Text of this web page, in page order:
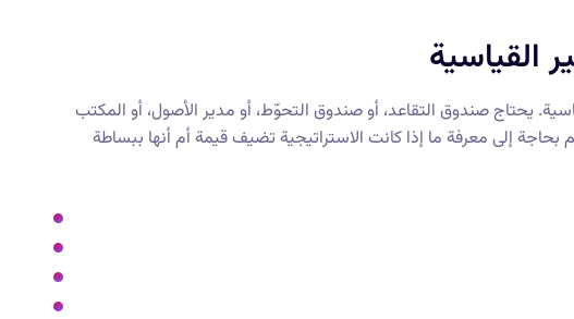
القياسية
يحتاج صندوق التقاعد، أو صندوق التحوّط، أو مدير الأصول، أو المكتب
بحاجة إلى معرفة ما إذا كانت الاستراتيجية تضيف قيمة أم أنها ببساطة